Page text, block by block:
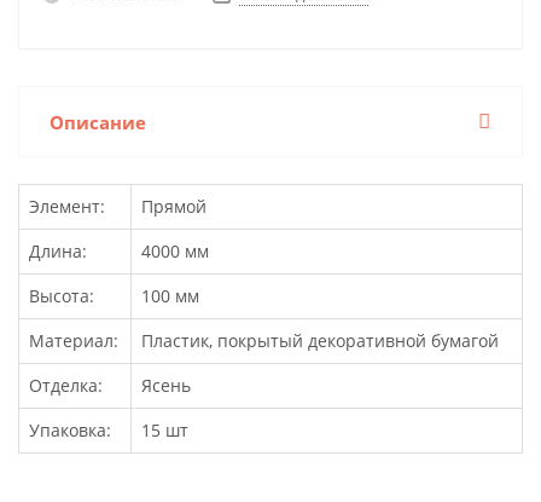
Описание
Элемент:
Прямой
Длина:
4000 мм
Высота:
100 мм
Материал:
Пластик, покрытый декоративной бумагой
Отделка:
Ясень
Упаковка:
15 шт